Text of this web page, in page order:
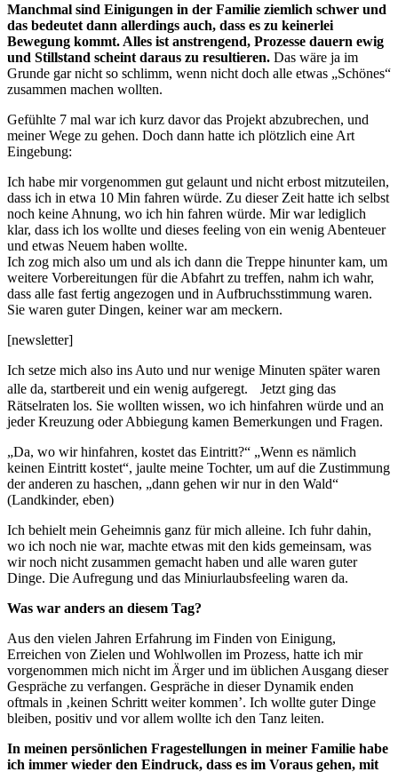
Manchmal sind Einigungen in der Familie ziemlich schwer und
das bedeutet dann allerdings auch, dass es zu keinerlei
Bewegung kommt. Alles ist anstrengend, Prozesse dauern ewig
und Stillstand scheint daraus zu resultieren. Das wäre ja im
Grunde gar nicht so schlimm, wenn nicht doch alle etwas „Schönes“
zusammen machen wollten.
Gefühlte 7 mal war ich kurz davor das Projekt abzubrechen, und
meiner Wege zu gehen. Doch dann hatte ich plötzlich eine Art
Eingebung:
Ich habe mir vorgenommen gut gelaunt und nicht erbost mitzuteilen,
dass ich in etwa 10 Min fahren würde. Zu dieser Zeit hatte ich selbst
noch keine Ahnung, wo ich hin fahren würde. Mir war lediglich
klar, dass ich los wollte und dieses feeling von ein wenig Abenteuer
und etwas Neuem haben wollte.
Ich zog mich also um und als ich dann die Treppe hinunter kam, um
weitere Vorbereitungen für die Abfahrt zu treffen, nahm ich wahr,
dass alle fast fertig angezogen und in Aufbruchsstimmung waren.
Sie waren guter Dingen, keiner war am meckern.
[newsletter]
Ich setze mich also ins Auto und nur wenige Minuten später waren
alle da, startbereit und ein wenig aufgeregt. Jetzt ging das
Rätselraten los. Sie wollten wissen, wo ich hinfahren würde und an
jeder Kreuzung oder Abbiegung kamen Bemerkungen und Fragen.
„Da, wo wir hinfahren, kostet das Eintritt?“ „Wenn es nämlich
keinen Eintritt kostet“, jaulte meine Tochter, um auf die Zustimmung
der anderen zu haschen, „dann gehen wir nur in den Wald“
(Landkinder, eben)
Ich behielt mein Geheimnis ganz für mich alleine. Ich fuhr dahin,
wo ich noch nie war, machte etwas mit den kids gemeinsam, was
wir noch nicht zusammen gemacht haben und alle waren guter
Dinge. Die Aufregung und das Miniurlaubsfeeling waren da.
Was war anders an diesem Tag?
Aus den vielen Jahren Erfahrung im Finden von Einigung,
Erreichen von Zielen und Wohlwollen im Prozess, hatte ich mir
vorgenommen mich nicht im Ärger und im üblichen Ausgang dieser
Gespräche zu verfangen. Gespräche in dieser Dynamik enden
oftmals in ‚keinen Schritt weiter kommen’. Ich wollte guter Dinge
bleiben, positiv und vor allem wollte ich den Tanz leiten.
In meinen persönlichen Fragestellungen in meiner Familie habe
ich immer wieder den Eindruck, dass es im Voraus gehen, mit